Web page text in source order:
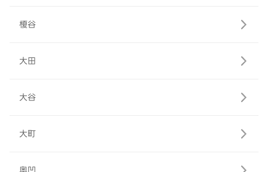
榎谷
大田
大谷
大町